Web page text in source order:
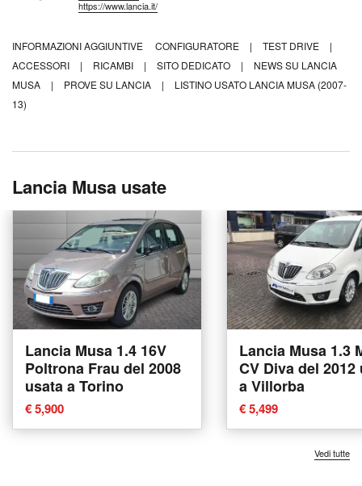
https://www.lancia.it/
INFORMAZIONI AGGIUNTIVE CONFIGURATORE | TEST DRIVE
|
ACCESSORI
| RICAMBI | SITO DEDICATO |
NEWS SU LANCIA
MUSA
| PROVE SU LANCIA |
LISTINO USATO LANCIA MUSA (2007-
13)
Lancia Musa usate
Lancia Musa 1.4 16V
Poltrona Frau del 2008
usata a Torino
€ 5,900
Lancia Musa 1.3
CV Diva del 2012
a Villorba
€ 5,499
Vedi tutte